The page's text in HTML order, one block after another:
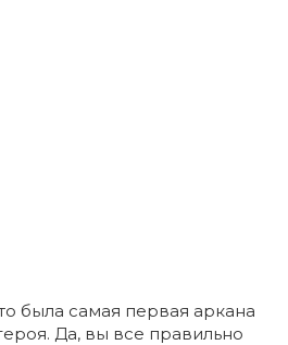
была самая первая аркана
Да, вы все правильно